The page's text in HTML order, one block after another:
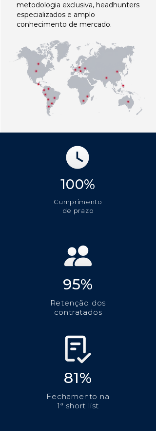
metodologia exclusiva, headhunters
especializados e amplo
conhecimento de mercado.
100%
Cumprimento
de prazo
95%
Retenção dos
contratados
81%
Fechamento na
1ª short list